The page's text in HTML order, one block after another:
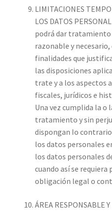
LIMITACIONES
LOS DATOS
podrá dar
razonable y necesario,
finalidades que
las disposiciones
trate y a los aspectos
fiscales, jurídicos e
Una vez cumplida la o
tratamiento y sin
dispongan Io
los datos personales
los datos personales
cuando así se
obligación legal o
ÁREA RESPONSABLE